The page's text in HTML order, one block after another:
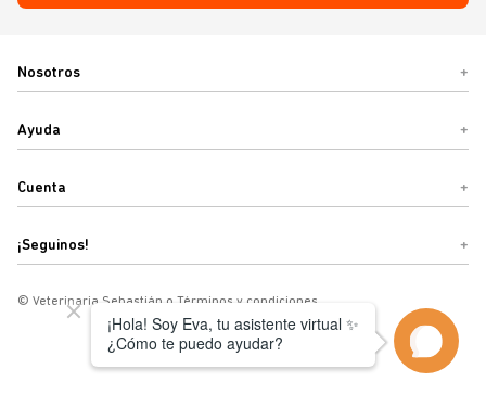
Nosotros +
Ayuda +
Cuenta +
¡Seguinos! +
© Veterinaria Sebastián o Términos y condiciones